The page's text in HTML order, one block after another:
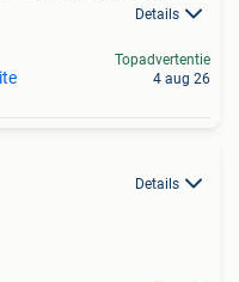
Details
Topadvertentie
4 aug 26
Details